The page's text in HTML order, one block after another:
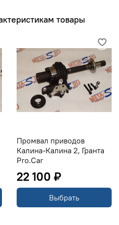
товары
Промвал приводов
Калина-Калина 2, Гранта
Pro.Car
22 100 ₽
Выбрать